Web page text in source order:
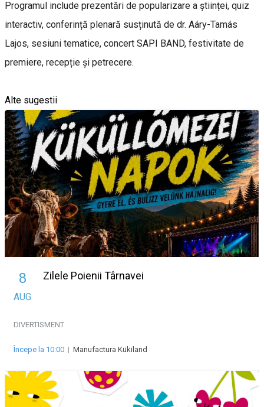
Programul include prezentări de popularizare a științei, quiz
interactiv, conferință plenară susținută de dr. Aáry-Tamás
Lajos, sesiuni tematice, concert SAPI BAND, festivitate de
premiere, recepție și petrecere.
Alte sugestii
8
AUG
Zilele Poienii Târnavei
DIVERTISMENT
Începe la 10:00 | Manufactura Kükiland